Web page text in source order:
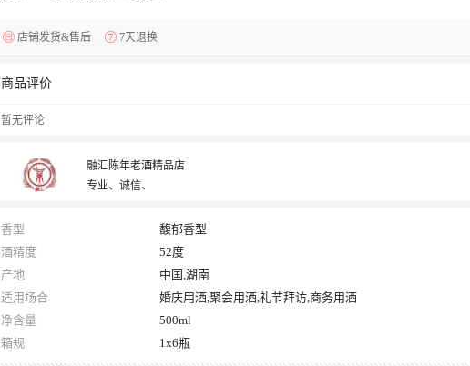
店铺发货&售后 7天退换
商品评价
暂无评论
融汇陈年老酒精品店
专业、诚信、
香型
馥郁香型
酒精度
52度
产地
中国,湖南
适用场合
婚庆用酒,聚会用酒,礼节拜访,商务用酒
净含量
500ml
箱规
1x6瓶